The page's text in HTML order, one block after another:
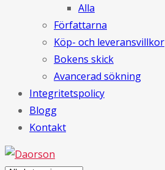
Alla
Författarna
Köp- och leveransvillkor
Bokens skick
Avancerad sökning
Integritetspolicy
Blogg
Kontakt